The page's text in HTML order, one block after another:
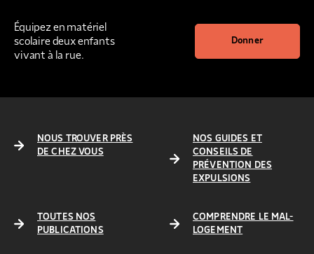
Équipez en matériel
scolaire deux enfants
vivant à la rue.
Donner
NOUS TROUVER PRÈS
DE CHEZ VOUS
NOS GUIDES ET
CONSEILS DE
PRÉVENTION DES
EXPULSIONS
TOUTES NOS
PUBLICATIONS
COMPRENDRE LE MAL-
LOGEMENT